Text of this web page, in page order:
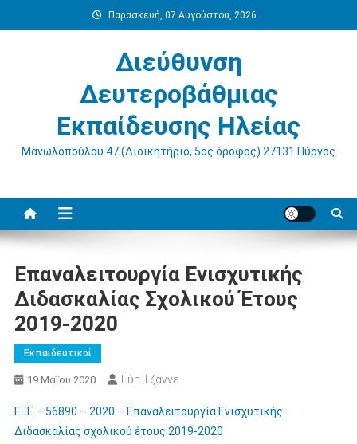
στο
Παρασκευή, 07 Αυγούστου, 2026
Διεύθυνση
Δευτεροβάθμιας
Εκπαίδευσης Ηλείας
Μανωλοπούλου 47 (Διοικητήριο, 5ος όροφος) 27131 Πύργος
Επαναλειτουργία Ενισχυτικής
Διδασκαλίας Σχολικού Έτους
2019-2020
Εκπαιδευτικοί
19 Μαΐου 2020 Εύη Τζάννε
ΕΞΕ – 56890 – 2020 – Επαναλειτουργία Ενισχυτικής
Διδασκαλίας σχολικού έτους 2019-2020